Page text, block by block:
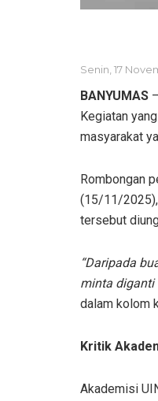
Senin, 17
BANYUMAS
Kegiatan
masyarakat
Rombongan
(15/11/2025),
tersebut
“Daripada
minta diganti
dalam kolom
Kritik
Akademisi